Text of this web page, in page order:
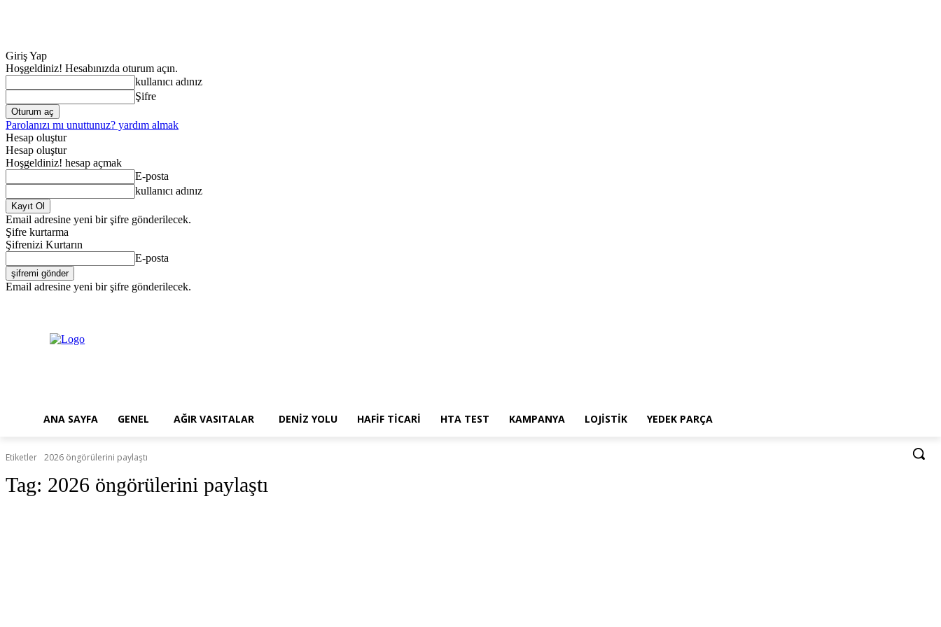
Giriş Yap
Hoşgeldiniz! Hesabınızda oturum açın.
kullanıcı adınız
Şifre
Parolanızı mı unuttunuz? yardım almak
Hesap oluştur
Hesap oluştur
Hoşgeldiniz! hesap açmak
E-posta
kullanıcı adınız
Email adresine yeni bir şifre gönderilecek.
Şifre kurtarma
Şifrenizi Kurtarın
E-posta
Email adresine yeni bir şifre gönderilecek.
ANA SAYFA GENEL AĞIR VASITALAR DENİZ YOLU HAFİF TİCARİ HTA TEST KAMPANYA LOJİSTİK YEDEK PARÇA
Etiketler 2026 öngörülerini paylaştı
Tag: 2026 öngörülerini paylaştı